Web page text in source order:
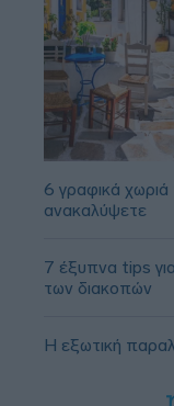
6 γραφικά
ανακαλύψετε
7 έξυπνα tips
των διακοπών
Η εξωτική